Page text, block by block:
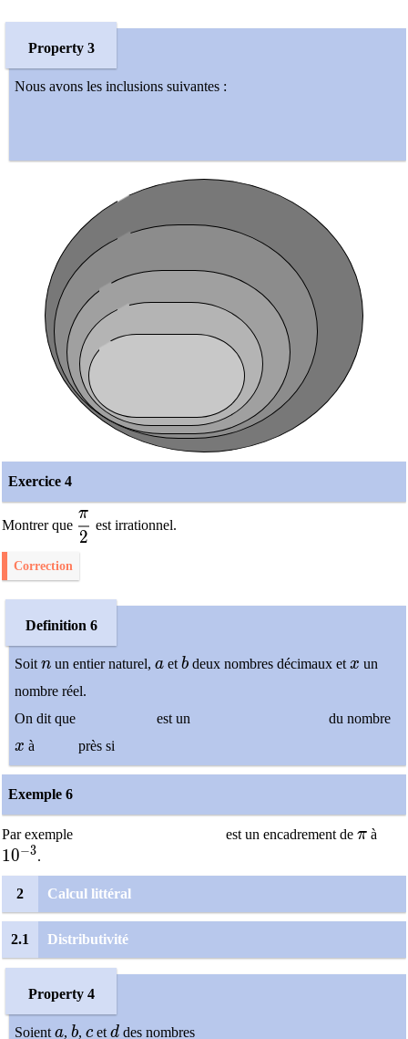
Property 3
Nous avons les inclusions suivantes :
Exercice 4
Montrer que \dfrac{\pi}{2}
2
π
est irrationnel.
Correction
Definition 6
Soit n
n un entier naturel, a
a et b
b deux nombres décimaux et x
x un
nombre réel.
On dit que
est un du nombre
x
x à près si
Exemple 6
Par exemple est un encadrement de \pi
π à
10^{-3}
10−3.
2 Calcul littéral
2.1 Distributivité
Property 4
Soient a
a, b
b, c
c et d
d des nombres